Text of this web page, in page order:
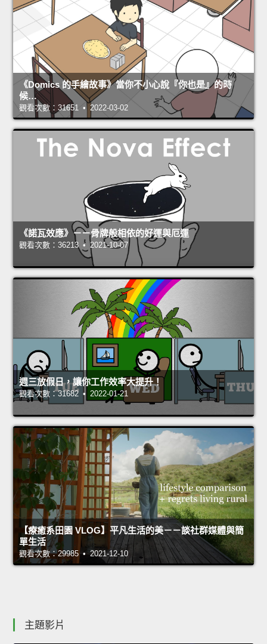
《Domics 的手繪故事》當你不小心說『你也是』的時
候…
觀看次數：31651 • 2022-03-02
《諾瓦效應》－－骨牌般相依的好運與厄運
觀看次數：36213 • 2021-10-07
週三放假日，讓你工作效率大提升！
觀看次數：31682 • 2022-01-21
【療癒系田園 VLOG】平凡生活的美－－談社群媒體與簡
單生活
觀看次數：29985 • 2021-12-10
主題影片